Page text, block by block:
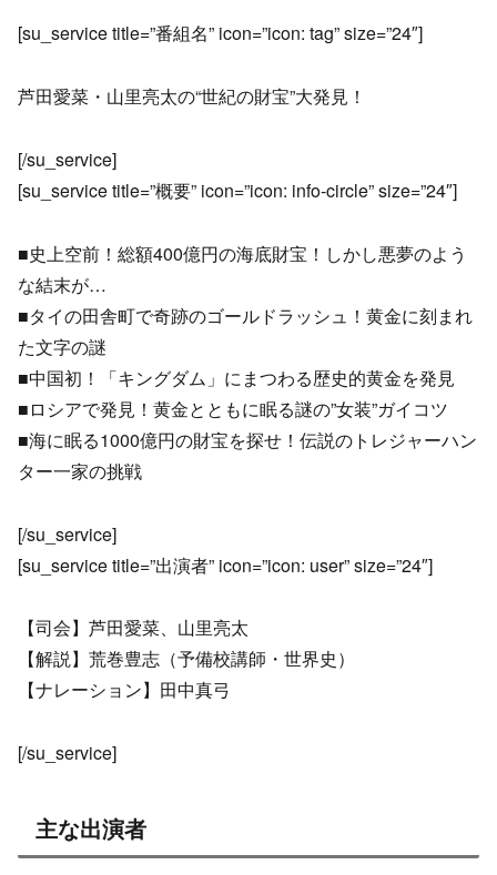
[su_service title=”番組名” icon=”icon: tag” size=”24″]
芦田愛菜・山里亮太の“世紀の財宝”大発見！
[/su_service]
[su_service title=”概要” icon=”icon: info-circle” size=”24″]
■史上空前！総額400億円の海底財宝！しかし悪夢のよう
な結末が…
■タイの田舎町で奇跡のゴールドラッシュ！黄金に刻まれ
た文字の謎
■中国初！「キングダム」にまつわる歴史的黄金を発見
■ロシアで発見！黄金とともに眠る謎の”女装”ガイコツ
■海に眠る1000億円の財宝を探せ！伝説のトレジャーハン
ター一家の挑戦
[/su_service]
[su_service title=”出演者” icon=”icon: user” size=”24″]
【司会】芦田愛菜、山里亮太
【解説】荒巻豊志（予備校講師・世界史）
【ナレーション】田中真弓
[/su_service]
主な出演者